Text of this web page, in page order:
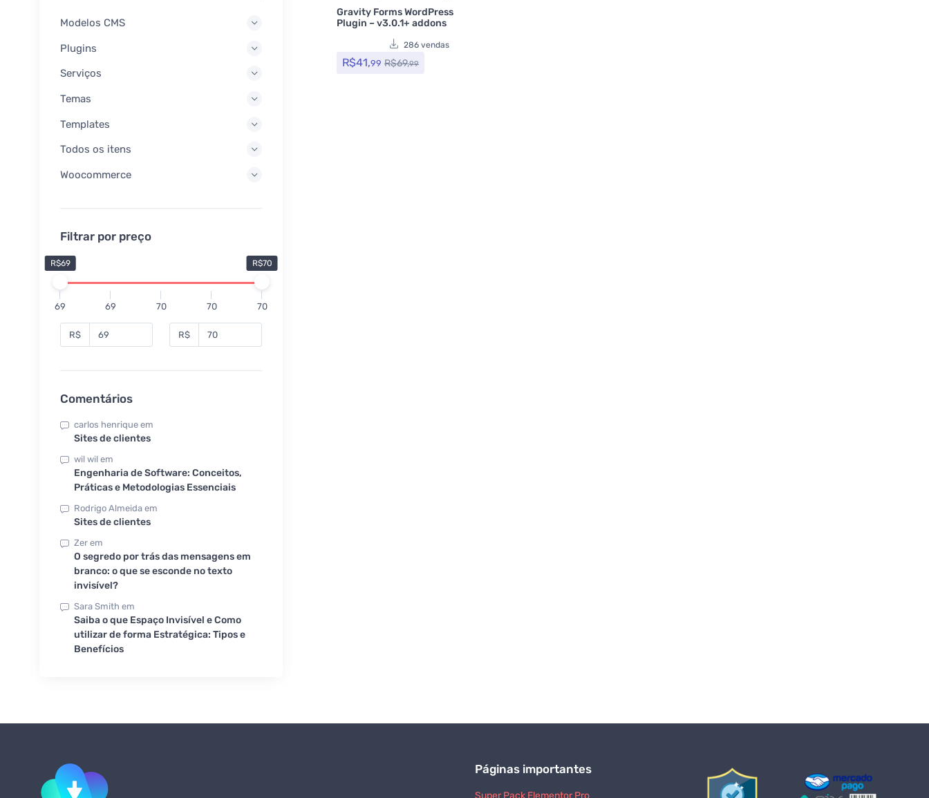
e SMTP
Formulários
Gravity
Forms, Plugins
Gravity Forms WordPress
Plugin – v3.0.1+ addons
286 vendas
R$41,99 R$69,99
Modelos CMS
Plugins
Serviços
Temas
Templates
Todos os itens
Woocommerce
Filtrar por preço
R$69 R$70
69 69 70 70 70
R$ R$
Comentários
carlos henrique em
Sites de clientes
wil wil em
Engenharia de Software: Conceitos,
Práticas e Metodologias Essenciais
Rodrigo Almeida em
Sites de clientes
Zer em
O segredo por trás das mensagens em
branco: o que se esconde no texto
invisível?
Sara Smith em
Saiba o que Espaço Invisível e Como
utilizar de forma Estratégica: Tipos e
Benefícios
Páginas importantes
Super Pack Elementor Pro